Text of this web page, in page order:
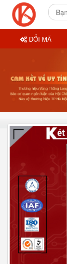
ĐỔI MÃ